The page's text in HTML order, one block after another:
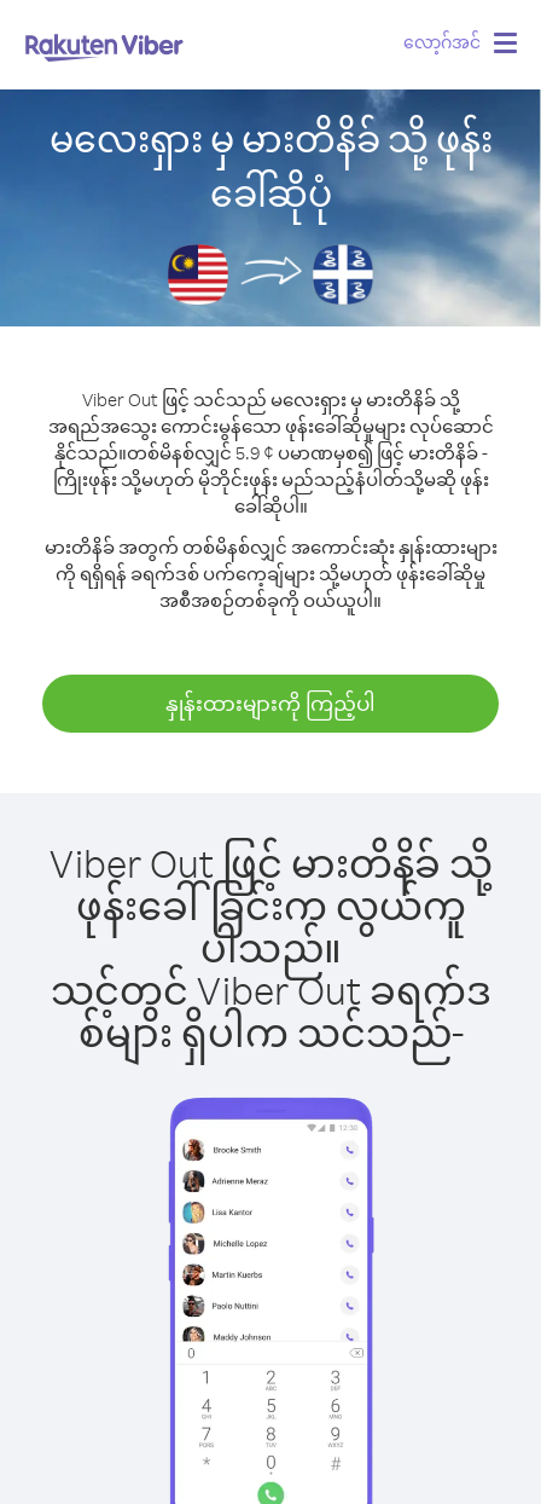
လော့ဂ်အင်
မလေးရှား မှ မားတိနိခ် သို့ ဖုန်း
ခေါ်ဆိုပုံ
Viber Out ဖြင့် သင်သည် မလေးရှား မှ မားတိနိခ် သို့
အရည်အသွေး ကောင်းမွန်သော ဖုန်းခေါ်ဆိုမှုများ လုပ်ဆောင်
နိုင်သည်။တစ်မိနစ်လျှင် 5.9 ¢ ပမာဏမှစ၍ ဖြင့် မားတိနိခ် -
ကြိုးဖုန်း သို့မဟုတ် မိုဘိုင်းဖုန်း မည်သည့်နံပါတ်သို့မဆို ဖုန်း
ခေါ်ဆိုပါ။
မားတိနိခ် အတွက် တစ်မိနစ်လျှင် အကောင်းဆုံး နှုန်းထားများ
ကို ရရှိရန် ခရက်ဒစ် ပက်ကေ့ချ်များ သို့မဟုတ် ဖုန်းခေါ်ဆိုမှု
အစီအစဉ်တစ်ခုကို ဝယ်ယူပါ။
နှုန်းထားများကို ကြည့်ပါ
Viber Out ဖြင့် မားတိနိခ် သို့
ဖုန်းခေါ်ခြင်းက လွယ်ကူ
ပါသည်။
သင့်တွင် Viber Out ခရက်ဒ
စ်များ ရှိပါက သင်သည်-